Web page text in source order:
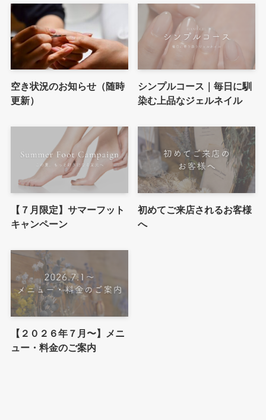
空き状況のお知らせ（随時
更新）
シンプルコース｜毎日に馴
染む上品なジェルネイル
【７月限定】サマーフット
キャンペーン
初めてご来店されるお客様
へ
【２０２６年７月〜】メニ
ュー・料金のご案内